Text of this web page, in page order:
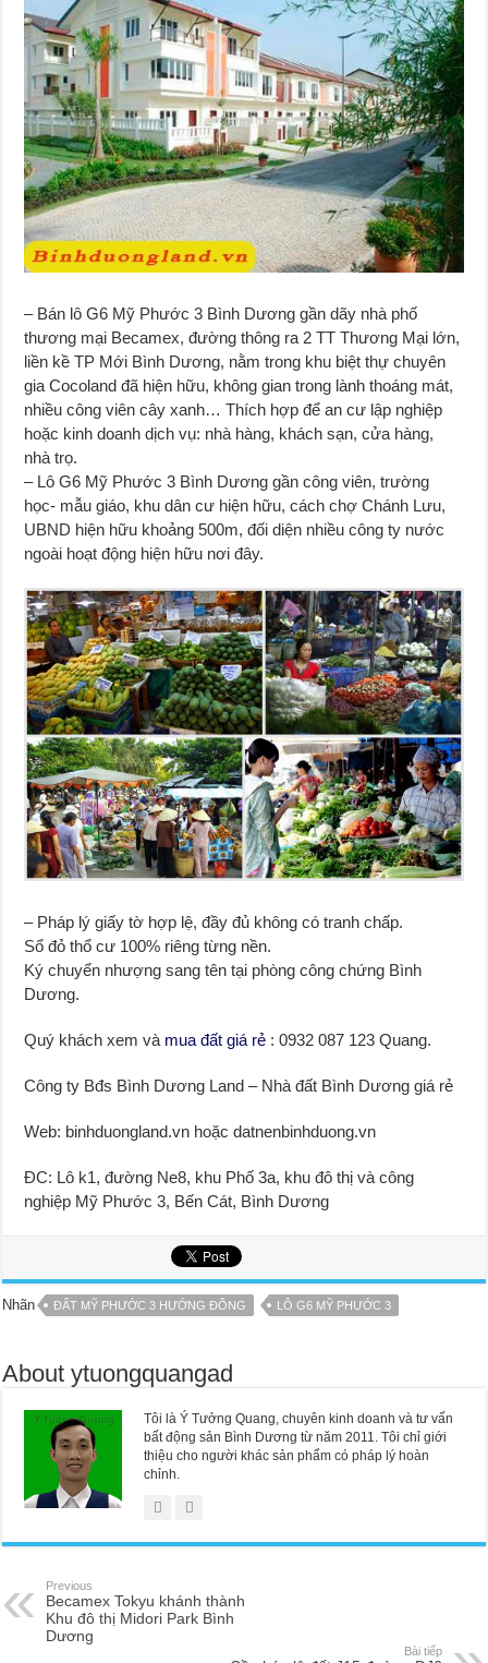
– Bán lô G6 Mỹ Phước 3 Bình Dương gần dãy nhà phố
thương mại Becamex, đường thông ra 2 TT Thương Mại lớn,
liền kề TP Mới Bình Dương, nằm trong khu biệt thự chuyên
gia Cocoland đã hiện hữu, không gian trong lành thoáng mát,
nhiều công viên cây xanh… Thích hợp để an cư lập nghiệp
hoặc kinh doanh dịch vụ: nhà hàng, khách sạn, cửa hàng,
nhà trọ.
– Lô G6 Mỹ Phước 3 Bình Dương gần công viên, trường
học- mẫu giáo, khu dân cư hiện hữu, cách chợ Chánh Lưu,
UBND hiện hữu khoảng 500m, đối diện nhiều công ty nước
ngoài hoạt động hiện hữu nơi đây.
– Pháp lý giấy tờ hợp lệ, đầy đủ không có tranh chấp.
Sổ đỏ thổ cư 100% riêng từng nền.
Ký chuyển nhượng sang tên tại phòng công chứng Bình
Dương.
Quý khách xem và mua đất giá rẻ : 0932 087 123 Quang.
Công ty Bđs Bình Dương Land – Nhà đất Bình Dương giá rẻ
Web: binhduongland.vn hoặc datnenbinhduong.vn
ĐC: Lô k1, đường Ne8, khu Phố 3a, khu đô thị và công
nghiệp Mỹ Phước 3, Bến Cát, Bình Dương
Nhãn ĐẤT MỸ PHƯỚC 3 HƯỚNG ĐÔNG LÔ G6 MỸ PHƯỚC 3
About ytuongquangad
Tôi là Ý Tưởng Quang, chuyên kinh doanh và tư vấn
bất động sản Bình Dương từ năm 2011. Tôi chỉ giới
thiệu cho người khác sản phẩm có pháp lý hoàn
chỉnh.
Previous
Becamex Tokyu khánh thành
Khu đô thị Midori Park Bình
Dương
Bài tiếp